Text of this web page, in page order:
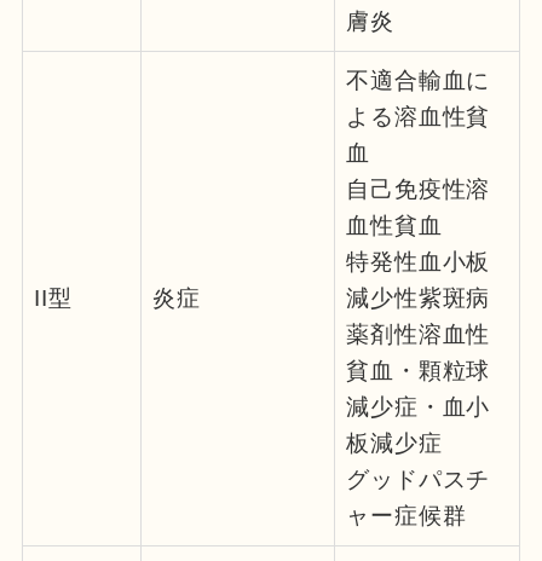
膚炎
II型 炎症
不適合輸血に
よる溶血性貧
血
自己免疫性溶
血性貧血
特発性血小板
減少性紫斑病
薬剤性溶血性
貧血・顆粒球
減少症・血小
板減少症
グッドパスチ
ャー症候群